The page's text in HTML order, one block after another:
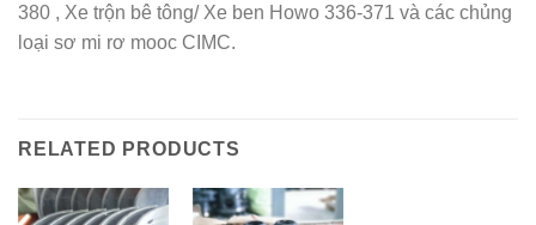
380 , Xe trộn bê tông/ Xe ben Howo 336-371 và các chủng
loại sơ mi rơ mooc CIMC.
RELATED PRODUCTS